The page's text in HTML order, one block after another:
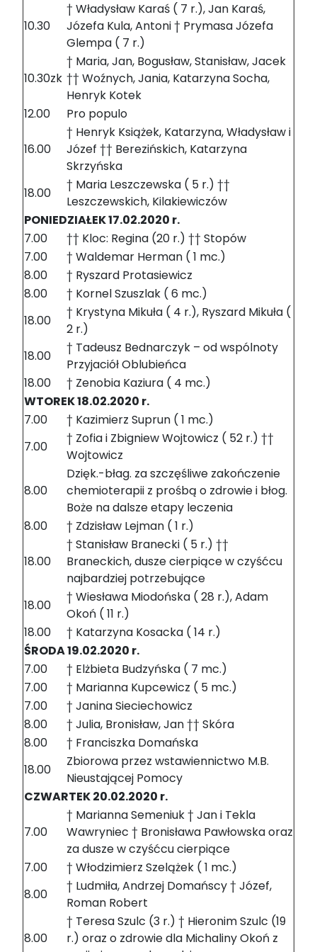
10.30
† Władysław Karaś ( 7 r.), Jan Karaś,
Józefa Kula, Antoni † Prymasa Józefa
Glempa ( 7 r.)
10.30zk
† Maria, Jan, Bogusław, Stanisław, Jacek
†† Woźnych, Jania, Katarzyna Socha,
Henryk Kotek
12.00
Pro populo
16.00
† Henryk Książek, Katarzyna, Władysław i
Józef †† Berezińskich, Katarzyna
Skrzyńska
18.00
† Maria Leszczewska ( 5 r.) ††
Leszczewskich, Kilakiewiczów
PONIEDZIAŁEK 17.02.2020 r.
7.00
†† Kloc: Regina (20 r.) †† Stopów
7.00
† Waldemar Herman ( 1 mc.)
8.00
† Ryszard Protasiewicz
8.00
† Kornel Szuszlak ( 6 mc.)
18.00
† Krystyna Mikuła ( 4 r.), Ryszard Mikuła (
2 r.)
18.00
† Tadeusz Bednarczyk – od wspólnoty
Przyjaciół Oblubieńca
18.00
† Zenobia Kaziura ( 4 mc.)
WTOREK 18.02.2020 r.
7.00
† Kazimierz Suprun ( 1 mc.)
7.00
† Zofia i Zbigniew Wojtowicz ( 52 r.) ††
Wojtowicz
8.00
Dzięk.-błag. za szczęśliwe zakończenie
chemioterapii z prośbą o zdrowie i błog.
Boże na dalsze etapy leczenia
8.00
† Zdzisław Lejman ( 1 r.)
18.00
† Stanisław Branecki ( 5 r.) ††
Braneckich, dusze cierpiące w czyśćcu
najbardziej potrzebujące
18.00
† Wiesława Miodońska ( 28 r.), Adam
Okoń ( 11 r.)
18.00
† Katarzyna Kosacka ( 14 r.)
ŚRODA 19.02.2020 r.
7.00
† Elżbieta Budzyńska ( 7 mc.)
7.00
† Marianna Kupcewicz ( 5 mc.)
7.00
† Janina Sieciechowicz
8.00
† Julia, Bronisław, Jan †† Skóra
8.00
† Franciszka Domańska
18.00
Zbiorowa przez wstawiennictwo M.B.
Nieustającej Pomocy
CZWARTEK 20.02.2020 r.
7.00
† Marianna Semeniuk † Jan i Tekla
Wawryniec † Bronisława Pawłowska oraz
za dusze w czyśćcu cierpiące
7.00
† Włodzimierz Szelążek ( 1 mc.)
8.00
† Ludmiła, Andrzej Domańscy † Józef,
Roman Robert
8.00
† Teresa Szulc (3 r.) † Hieronim Szulc (19
r.) oraz o zdrowie dla Michaliny Okoń z